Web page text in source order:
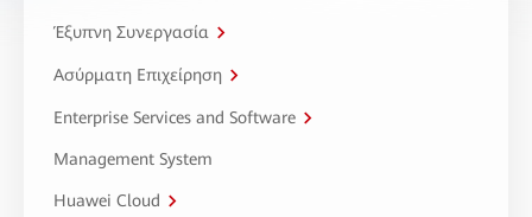
Έξυπνη Συνεργασία
Ασύρματη Επιχείρηση
Enterprise Services and Software
Management System
Huawei Cloud